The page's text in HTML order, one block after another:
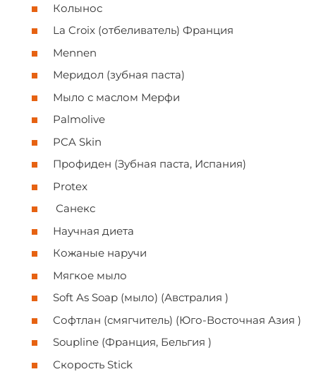
Колынос
La Croix (отбеливатель) Франция
Mennen
Меридол (зубная паста)
Мыло с маслом Мерфи
Palmolive
PCA Skin
Профиден (Зубная паста, Испания)
Protex
Санекс
Научная диета
Кожаные наручи
Мягкое мыло
Soft As Soap (мыло) (Австралия )
Софтлан (смягчитель) (Юго-Восточная Азия )
Soupline (Франция, Бельгия )
Скорость Stick